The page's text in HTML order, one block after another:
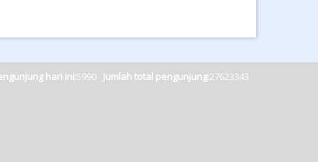
hari ini:5990 Jumlah total pengunjung:27623343